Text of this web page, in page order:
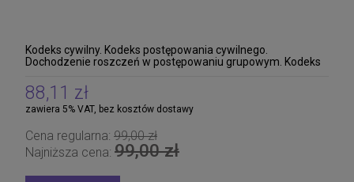
Kodeks cywilny. Kodeks postępowania cywilnego.
Dochodzenie roszczeń w postępowaniu grupowym. Kodeks
88,11 zł
zawiera 5% VAT, bez kosztów dostawy
Cena regularna: 99,00 zł
Najniższa cena: 99,00 zł